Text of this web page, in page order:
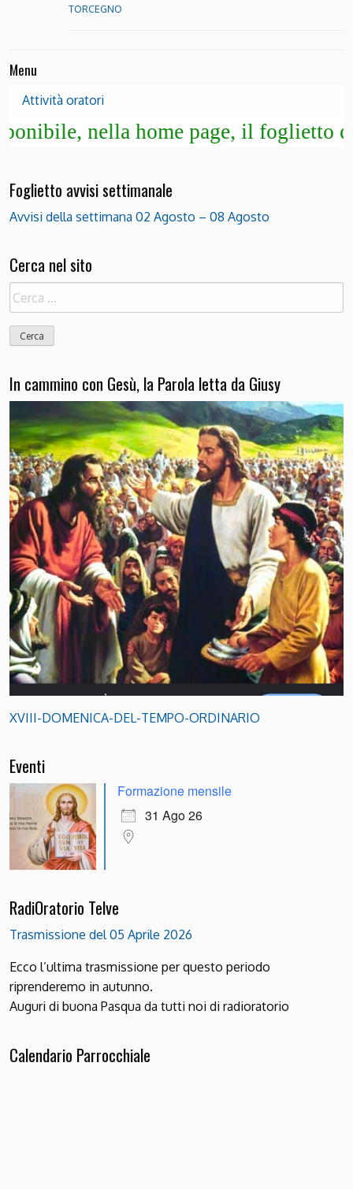
TORCEGNO
Menu
Attività oratori
nella home page, il foglietto degli
Foglietto avvisi settimanale
Avvisi della settimana 02 Agosto – 08 Agosto
Cerca nel sito
Ricerca
per:
In cammino con Gesù, la Parola letta da Giusy
XVIII-DOMENICA-DEL-TEMPO-ORDINARIO
Eventi
Formazione mensile
31 Ago 26
RadiOratorio Telve
Trasmissione del 05 Aprile 2026
Ecco l’ultima trasmissione per questo periodo
riprenderemo in autunno.
Auguri di buona Pasqua da tutti noi di radioratorio
Calendario Parrocchiale